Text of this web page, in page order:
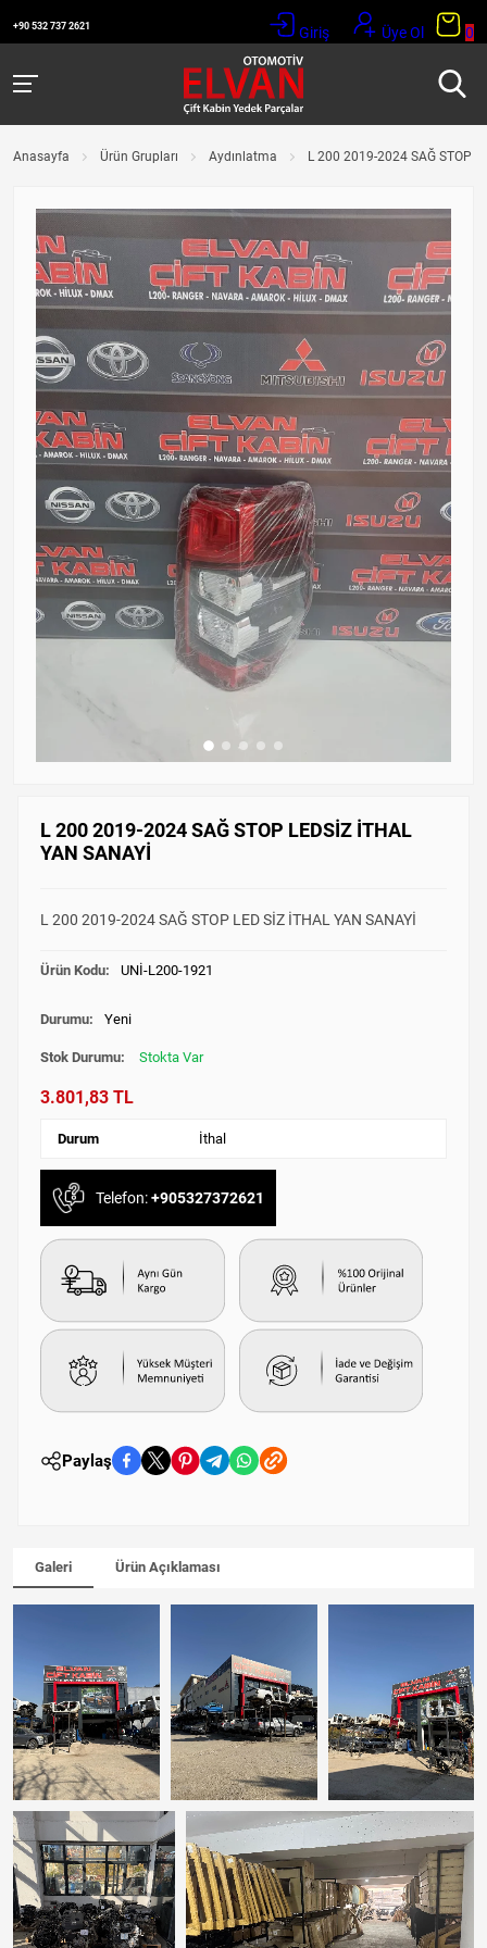
+90 532 737 2621 Giriş Üye Ol 0
Anasayfa Ürün Grupları Aydınlatma L 200 2019-2024 SAĞ STOP
L 200 2019-2024 SAĞ STOP LEDSİZ İTHAL
YAN SANAYİ
L 200 2019-2024 SAĞ STOP LED SİZ İTHAL YAN SANAYİ
Ürün Kodu: UNİ-L200-1921
Durumu: Yeni
Stok Durumu: Stokta Var
3.801,83 TL
Durum İthal
Telefon:+905327372621
Paylaş
Galeri Ürün Açıklaması